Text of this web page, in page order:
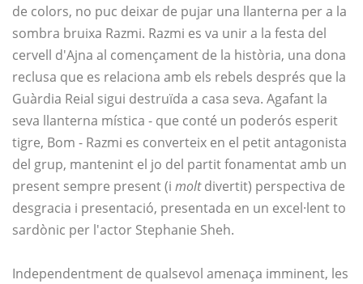
de colors, no puc deixar de pujar una llanterna per a la
sombra bruixa Razmi. Razmi es va unir a la festa del
cervell d'Ajna al començament de la història, una dona
reclusa que es relaciona amb els rebels després que la
Guàrdia Reial sigui destruïda a casa seva. Agafant la
seva llanterna mística - que conté un poderós esperit
tigre, Bom - Razmi es converteix en el petit antagonista
del grup, mantenint el jo del partit fonamentat amb un
present sempre present (i moltdivertit) perspectiva de
desgracia i presentació, presentada en un excel·lent to
sardònic per l'actor Stephanie Sheh.
Independentment de qualsevol amenaça imminent, les